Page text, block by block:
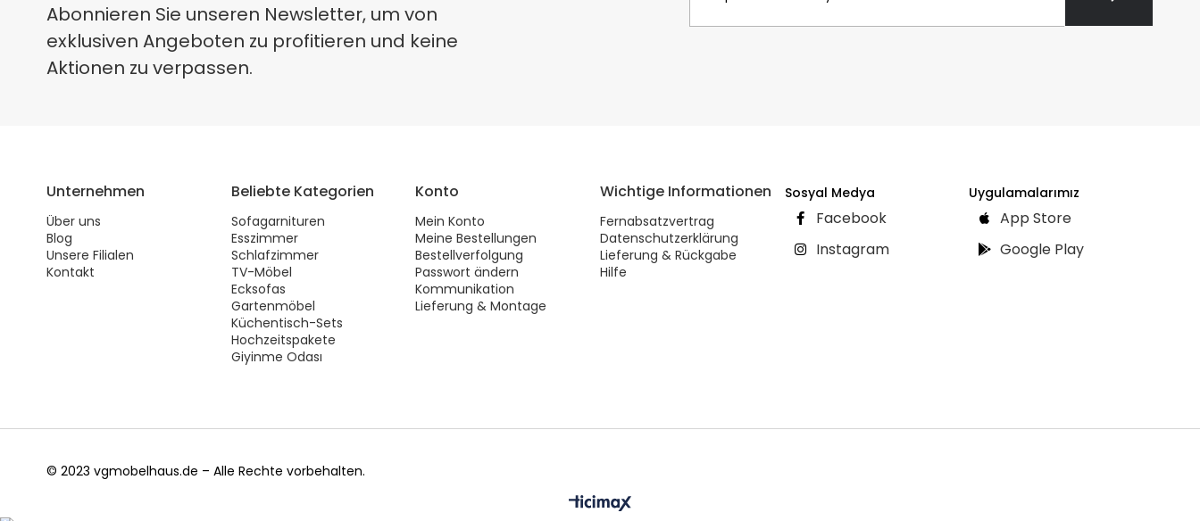
Abonnieren Sie unseren Newsletter, um von
exklusiven Angeboten zu profitieren und keine
Aktionen zu verpassen.
Unternehmen
Über uns
Blog
Unsere Filialen
Kontakt
Beliebte Kategorien
Sofagarnituren
Esszimmer
Schlafzimmer
TV-Möbel
Ecksofas
Gartenmöbel
Küchentisch-Sets
Hochzeitspakete
Giyinme Odası
Konto
Mein Konto
Meine Bestellungen
Bestellverfolgung
Passwort ändern
Kommunikation
Lieferung & Montage
Wichtige Informationen
Fernabsatzvertrag
Datenschutzerklärung
Lieferung & Rückgabe
Hilfe
Sosyal Medya
Facebook
Instagram
Uygulamalarımız
App Store
Google Play
© 2023 vgmobelhaus.de – Alle Rechte vorbehalten.